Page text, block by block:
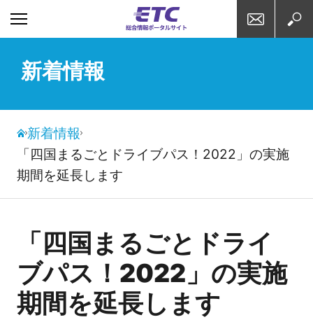
新着情報
新着情報
「四国まるごとドライブパス！2022」の実施
期間を延長します
「四国まるごとドライ
ブパス！2022」の実施
期間を延長します